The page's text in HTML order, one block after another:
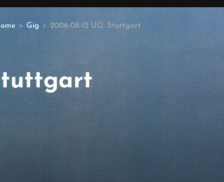
> Gig > 2006-08-12 UD, Stuttgart